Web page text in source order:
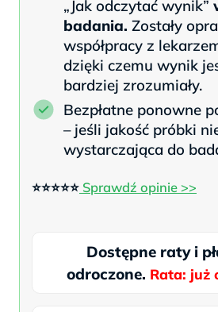
„Jak odczytać wynik”
badania. Zostały
współpracy z
dzięki czemu wynik
bardziej zrozumiały.
Bezpłatne ponowne pobranie próbki
– jeśli jakość próbki
wystarczająca do
⭐⭐⭐⭐⭐ Sprawdź opinie >>
Dostępne raty i
odroczone. Rata: już